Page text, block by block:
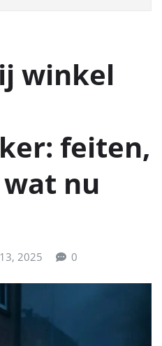
winkel
feiten,
wat nu
2025 0